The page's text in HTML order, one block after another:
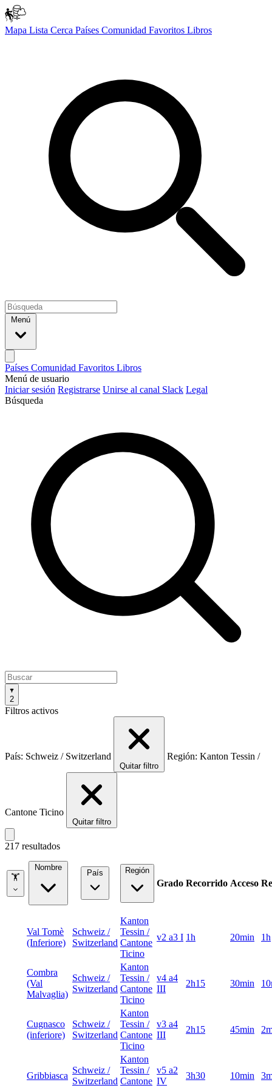
Mapa Lista Cerca Países Comunidad Favoritos Libros
Menú
Países Comunidad Favoritos Libros
Menú de usuario
Iniciar sesión Registrarse Unirse al canal Slack Legal
Búsqueda
2
Filtros activos
País: Schweiz / Switzerland
Quitar filtro
Región: Kanton Tessin /
Cantone Ticino
Quitar filtro
217 resultados
🏋
Nombre
País Región
Grado Recorrido Acceso
Val Tomè
(Inferiore)
Schweiz /
Switzerland
Kanton
Tessin /
Cantone
Ticino
v2 a3 I 1h 20min 1h
Combra
(Val
Malvaglia)
Schweiz /
Switzerland
Kanton
Tessin /
Cantone
Ticino
v4 a4
III
2h15 30min
Cugnasco
(inferiore)
Schweiz /
Switzerland
Kanton
Tessin /
Cantone
Ticino
v3 a4
III
2h15 45min
Gribbiasca
Schweiz /
Switzerland
Kanton
Tessin /
Cantone
v5 a2
IV
3h30 10min